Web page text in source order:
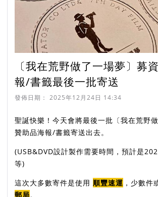
〔我在荒野做了一場夢〕募
報/書籤最後一批寄送
發佈日期： 2025年12月24日 14:34
聖誕快樂！今天會將最後一批〔我在荒野
贊助品海報/書籤寄送出去。
(USB&DVD設計製作需要時間，預計是
等)
這次大多數寄件是使用 順豐速運 ，少數件
郵局。